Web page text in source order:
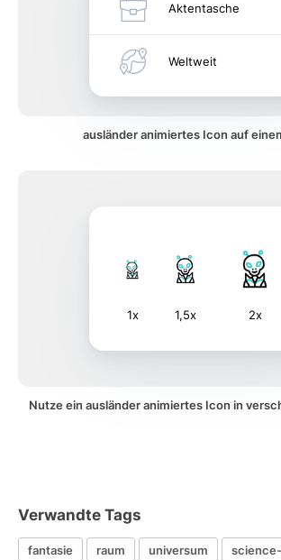
Aktentasche
Weltweit
ausländer animiertes Icon auf
1x 1,5x 2x
Nutze ein ausländer animiertes Icon in
Verwandte Tags
fantasie raum universum